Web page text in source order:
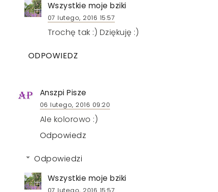
Wszystkie moje bziki
07 lutego, 2016 15:57
Trochę tak :) Dziękuję :)
ODPOWIEDZ
Anszpi Pisze
06 lutego, 2016 09:20
Ale kolorowo :)
Odpowiedz
Odpowiedzi
Wszystkie moje bziki